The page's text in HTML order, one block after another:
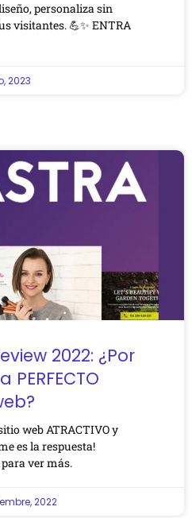
personaliza sin
visitantes. 💪✨ ENTRA
2023
2022: ¿Por
web ATRACTIVO y
es la respuesta!
ver más.
2022